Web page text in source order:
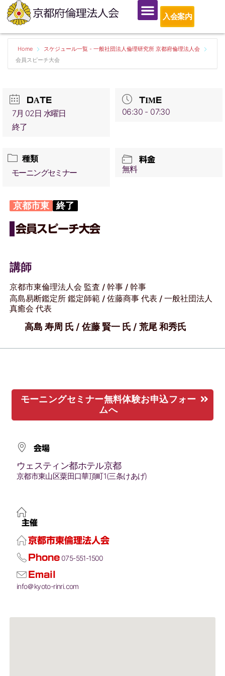
入会案内
Home
スケジュール一覧 - 一般社団法人倫理研究所 京都府倫理法人会
会員スピーチ大会
DATE
7月 02日 水曜日
終了
TIME
06:30 - 07:30
種類
モーニングセミナー
料金
無料
京都市東 終了
会員スピーチ大会
講師
京都市東倫理法人会 監査 / 幹事 / 幹事
高島易断鑑定所 鑑定師範 / 佐藤商事 代表 / 一般社団法人
真癒会 代表
高島 寿周 氏 / 佐藤 賢一 氏 / 荒尾 和秀氏
モーニングセミナー無料体験お申込フォー
ムへ
会場
ウェスティン都ホテル京都
京都市東山区粟田口華頂町1(三条けあげ)
主催
京都市東倫理法人会
Phone 075-551-1500
Email
info＠kyoto-rinri.com